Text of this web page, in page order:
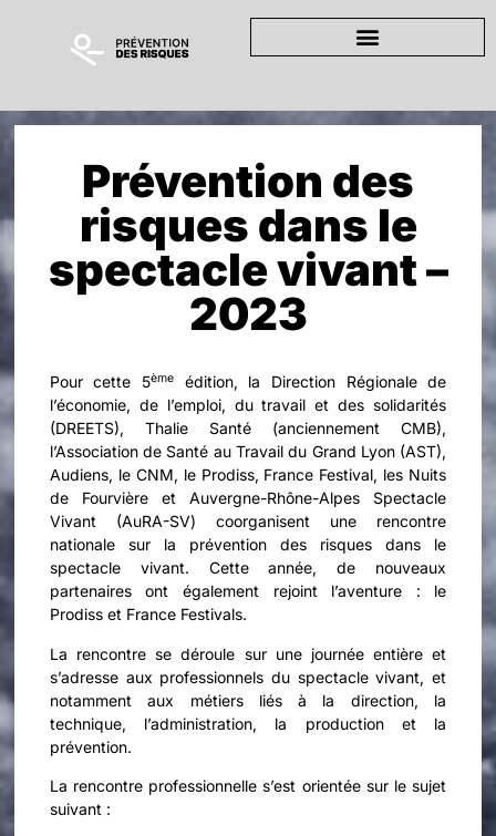
Prévention des
risques dans le
spectacle vivant –
2023
Pour cette 5ème
édition, la Direction Régionale de
l’économie, de l’emploi, du travail et des solidarités
(DREETS), Thalie Santé (anciennement CMB),
l’Association de Santé au Travail du Grand Lyon (AST),
Audiens, le CNM, le Prodiss, France Festival, les Nuits
de Fourvière et Auvergne-Rhône-Alpes Spectacle
Vivant (AuRA-SV) coorganisent une rencontre
nationale sur la prévention des risques dans le
spectacle vivant. Cette année, de nouveaux
partenaires ont également rejoint l’aventure : le
Prodiss et France Festivals.
La rencontre se déroule sur une journée entière et
s’adresse aux professionnels du spectacle vivant, et
notamment aux métiers liés à la direction, la
technique, l’administration, la production et la
prévention.
La rencontre professionnelle s’est orientée sur le sujet
suivant :